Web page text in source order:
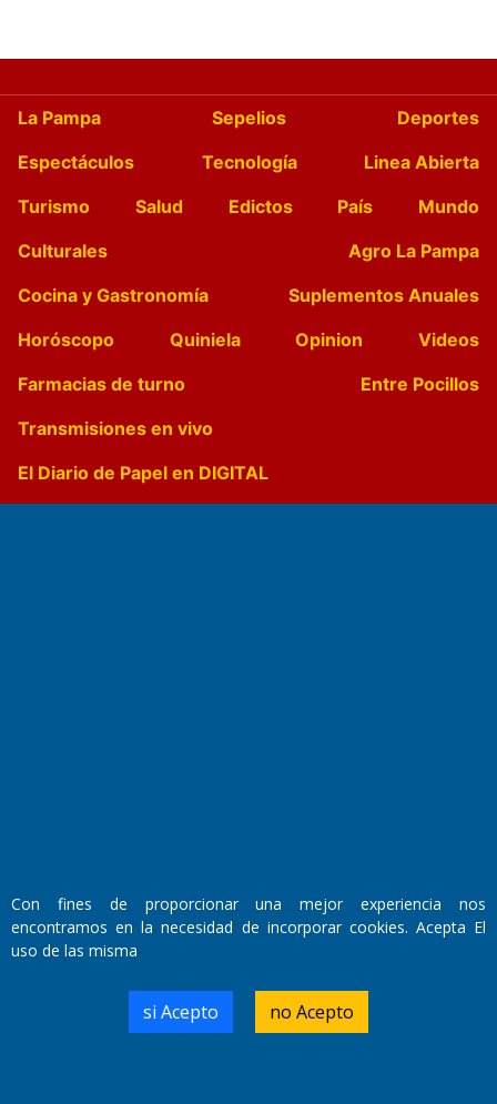
La Pampa Sepelios
Deportes
Espectáculos
Tecnología
Linea Abierta
Turismo
Salud Edictos País
Mundo
Culturales
Agro La Pampa
Cocina y Gastronomía
Suplementos Anuales
Horóscopo
Quiniela Opinion
Videos
Farmacias de turno
Entre Pocillos
Transmisiones en vivo
El Diario de Papel en DIGITAL
Walter René Goñi
Domicilio Legal: José Ingenieros 855,
Santa Rosa, La Pampa.
Número de Registro DNDA:
Con fines de proporcionar una mejor experiencia nos
encontramos en la necesidad de incorporar cookies. Acepta El
uso de las misma
si Acepto no Acepto